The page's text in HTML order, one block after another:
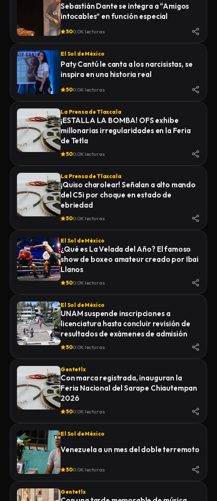
Sebastián Dante se integra a “Amigos
intocables” en función especial
500.0K lecturas
El Sol de México
Paty Cantú le canta a los narcisistas, se
inspira en una historia real
500.0K lecturas
La Prensa de Tlaxcala
¡ESTALLA LA BOMBA! OFS exhibe
millonarias irregularidades en la Feria
de Tetla
500.0K lecturas
La Prensa de Tlaxcala
¡Quiso charolear! Señalan a alto mando
del C5i por choque en estado de
ebriedad
500.0K lecturas
El Sol de México
¿Qué es La Velada del Año? El famoso
show de boxeo amateur creado por Ibai
Llanos
500.0K lecturas
El Sol de México
UNAM suspende inscripciones a
licenciatura hasta concluir revisión de
resultados de exámenes de admisión
500.0K lecturas
Gentetlx
Con marca registrada, inauguran la
Feria Nacional del Sarape Chiautempan
2026
500.0K lecturas
El Sol de México
Venezuela a un mes del doble terremoto
500.0K lecturas
Gentetlx